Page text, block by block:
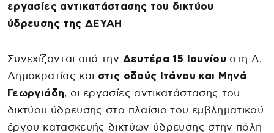
εργασίες αντικατάστασης του δικτύου
ύδρευσης της ΔΕΥΑΗ
Συνεχίζονται από την Δευτέρα 15 Ιουνίου στη Λ.
Δημοκρατίας και στις οδούς Ιτάνου και Μηνά
Γεωργιάδη, οι εργασίες αντικατάστασης του
δικτύου ύδρευσης στο πλαίσιο του εμβληματικού
έργου κατασκευής δικτύων ύδρευσης στην πόλη